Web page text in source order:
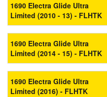
1690 Electra Glide Ultra
Limited (2010 - 13) - FLHTK
1690 Electra Glide Ultra
Limited (2014 - 15) - FLHTK
1690 Electra Glide Ultra
Limited (2016) - FLHTK